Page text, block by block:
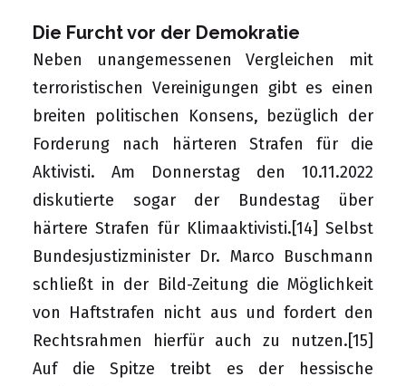
Die Furcht vor der Demokratie
Neben unangemessenen Vergleichen mit
terroristischen Vereinigungen gibt es einen
breiten politischen Konsens, bezüglich der
Forderung nach härteren Strafen für die
Aktivisti. Am Donnerstag den 10.11.2022
diskutierte sogar der Bundestag über
härtere Strafen für Klimaaktivisti.[14] Selbst
Bundesjustizminister Dr. Marco Buschmann
schließt in der Bild-Zeitung die Möglichkeit
von Haftstrafen nicht aus und fordert den
Rechtsrahmen hierfür auch zu nutzen.[15]
Auf die Spitze treibt es der hessische